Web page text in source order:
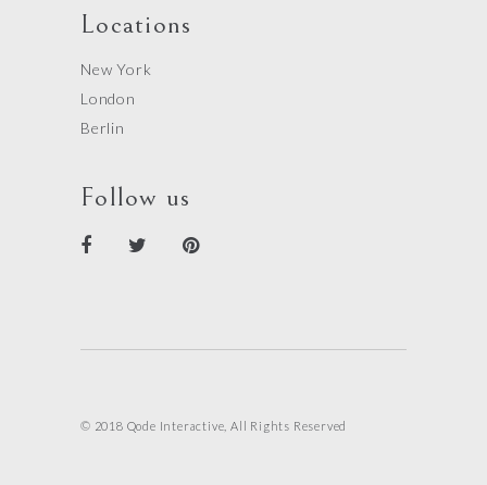
Locations
New York
London
Berlin
Follow us
© 2018 Qode Interactive, All Rights Reserved